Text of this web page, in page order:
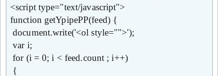
<script type="text/javascript">
function getYpipePP(feed) {
document.write('<ol style="">');
var i;
for (i = 0; i < feed.count ; i++)
{